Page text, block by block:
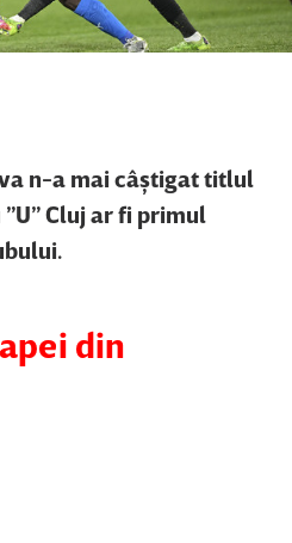
n-a mai câştigat titlul
Cluj ar fi primul
din